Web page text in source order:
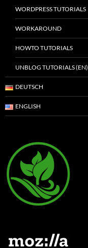
WORDPRESS TUTORIALS
WORKAROUND
HOWTO TUTORIALS
UNBLOG TUTORIALS (EN)
DEUTSCH
ENGLISH